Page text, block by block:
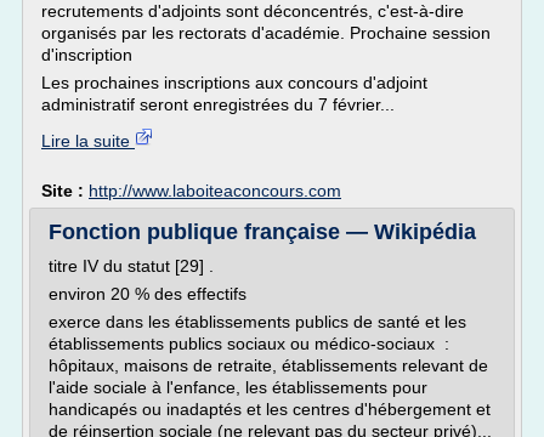
recrutements d'adjoints sont déconcentrés, c'est-à-dire
organisés par les rectorats d'académie. Prochaine session
d'inscription
Les prochaines inscriptions aux concours d'adjoint
administratif seront enregistrées du 7 février...
Lire la suite
Site : http://www.laboiteaconcours.com
Fonction publique française — Wikipédia
titre IV du statut [29] .
environ 20 % des effectifs
exerce dans les établissements publics de santé et les
établissements publics sociaux ou médico-sociaux :
hôpitaux, maisons de retraite, établissements relevant de
l'aide sociale à l'enfance, les établissements pour
handicapés ou inadaptés et les centres d'hébergement et
de réinsertion sociale (ne relevant pas du secteur privé)...